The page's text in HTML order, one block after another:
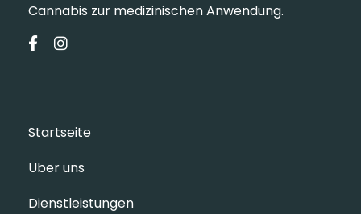
Cannabis zur medizinischen Anwendung.
Startseite
Uber uns
Dienstleistungen